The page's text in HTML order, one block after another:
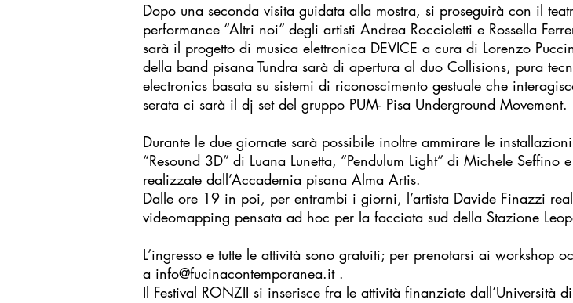
Dopo una seconda visita guidata alla mostra, si proseguirà con il
performance “Altri noi” degli artisti Andrea Roccioletti e Rossella
sarà il progetto di musica elettronica DEVICE a cura di Lorenzo
della band pisana Tundra sarà di apertura al duo Collisions, pura
electronics basata su sistemi di riconoscimento gestuale che
serata ci sarà il dj set del gruppo PUM- Pisa Underground Movement.
Durante le due giornate sarà possibile inoltre ammirare le
“Resound 3D” di Luana Lunetta, “Pendulum Light” di Michele
realizzate dall’Accademia pisana Alma Artis.
Dalle ore 19 in poi, per entrambi i giorni, l’artista Davide Finazzi
videomapping pensata ad hoc per la facciata sud della Stazione
L’ingresso e tutte le attività sono gratuiti; per prenotarsi ai workshop
a info@fucinacontemporanea.it.
Il Festival RONZII si inserisce fra le attività finanziate dall’Università